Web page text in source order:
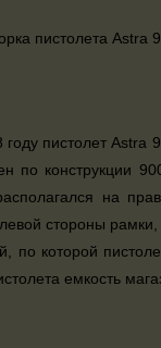
пистолет Astra
по конструкции
на
стороны рамки,
по которой
емкость